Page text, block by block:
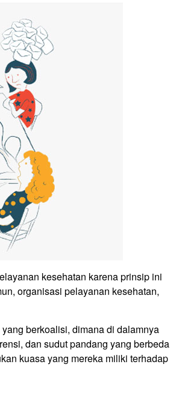
kesehatan karena prinsip ini
organisasi pelayanan kesehatan,
berkoalisi, dimana di dalamnya
dan sudut pandang yang berbeda
kuasa yang mereka miliki terhadap